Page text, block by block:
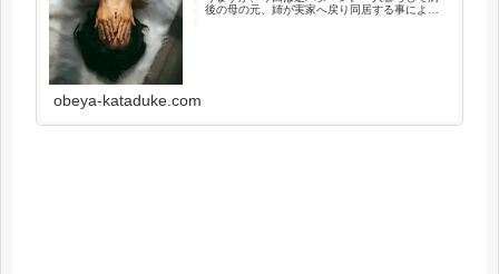
後の母の元、姉が実家へ戻り同居する事によ
obeya-kataduke.com